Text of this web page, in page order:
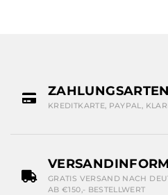
ZAHLUNGSARTEN
KREDITKARTE, PAYPAL,
GRATIS VERSAND NACH
AB €150,- BESTELLWERT